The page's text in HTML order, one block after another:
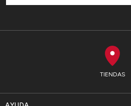
TIENDAS